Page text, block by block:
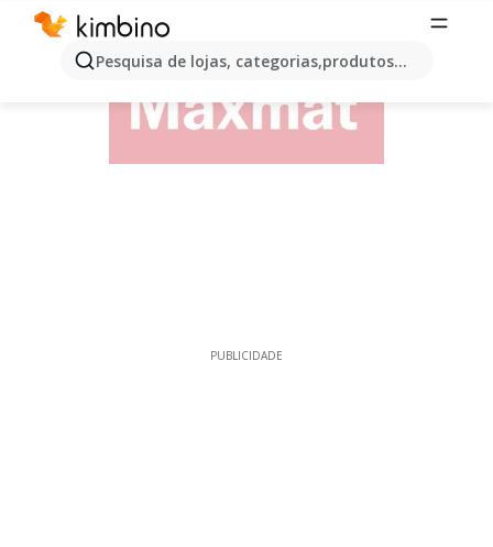
Pesquisa de lojas, categorias,produtos...
PUBLICIDADE